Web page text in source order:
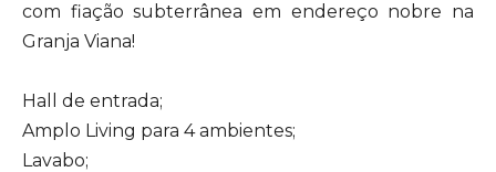
com fiação subterrânea em endereço nobre na
Granja Viana!
Hall de entrada;
Amplo Living para 4 ambientes;
Lavabo;